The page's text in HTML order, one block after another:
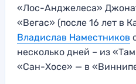
«Лос-Анджелеса»
«Вегас» (после 16 лет в
Владислав Наместников
несколько дней – из
«Сан-Хосе» — в